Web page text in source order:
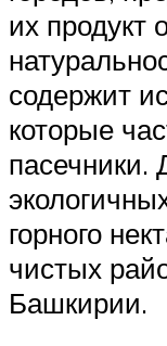
их продукт
содержит
которые
горного
чистых
Башкирии.